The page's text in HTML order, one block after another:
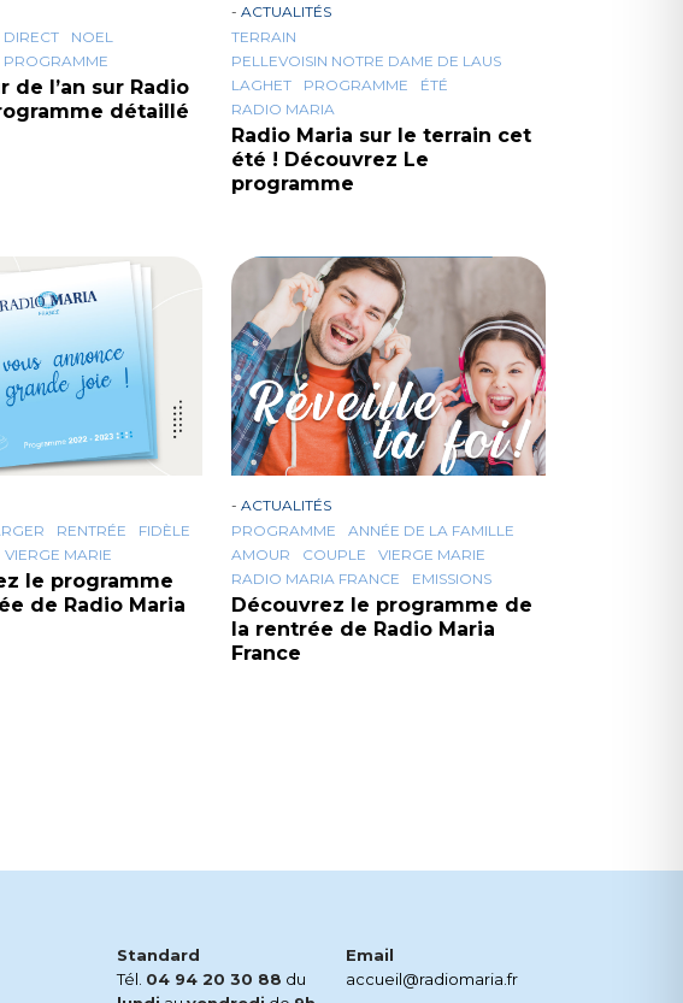
DIRECT
NOEL
PROGRAMME
de l’an sur Radio
détaillé
- ACTUALITÉS
TERRAIN
PELLEVOISIN NOTRE DAME DE LAUS
LAGHET
PROGRAMME
ÉTÉ
RADIO MARIA
Radio Maria sur le terrain cet
été ! Découvrez Le
programme
RENTRÉE
FIDÈLE
VIERGE MARIE
le programme
de Radio Maria
- ACTUALITÉS
PROGRAMME
ANNÉE DE LA FAMILLE
AMOUR
COUPLE
VIERGE MARIE
RADIO MARIA FRANCE
EMISSIONS
Découvrez le programme de
la rentrée de Radio Maria
France
Standard
Tél. 04 94 20 30 88 du
Email
accueil@radiomaria.fr